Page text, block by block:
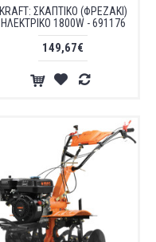
KRAFT: ΣΚΑΠΤΙΚΟ (ΦΡΕΖΑΚΙ)
ΗΛΕΚΤΡΙΚΟ 1800W - 691176
149,67€